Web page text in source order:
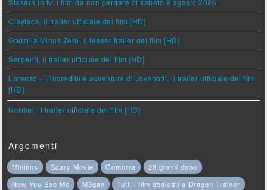
Stasera in tv: i film da non perdere di sabato 8 agosto 2026
Clayface, il trailer ufficiale del film [HD]
Godzilla Minus Zero, il teaser trailer del film [HD]
Serpenti, il trailer ufficiale del film [HD]
Lorenzo - L'incredibile avventura di Jovanotti, il trailer ufficiale del film
[HD]
Normal, il trailer ufficiale del film [HD]
Argomenti
Minions Scary Movie Gomorra
28 giorni dopo
Now You See Me
M3gan
Tutti i film dedicati a Dragon Trainer